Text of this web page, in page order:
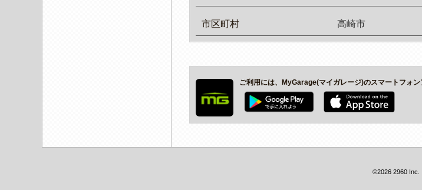
市区町村 高崎市
ご利用には、MyGarage(マイガレージ)のスマートフォン
©2026 2960 Inc.